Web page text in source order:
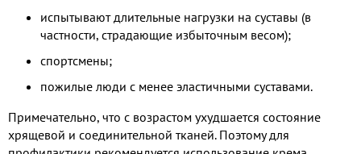
испытывают длительные нагрузки на суставы (в
частности, страдающие избыточным весом);
спортсмены;
пожилые люди с менее эластичными суставами.
Примечательно, что с возрастом ухудшается состояние
хрящевой и соединительной тканей. Поэтому для